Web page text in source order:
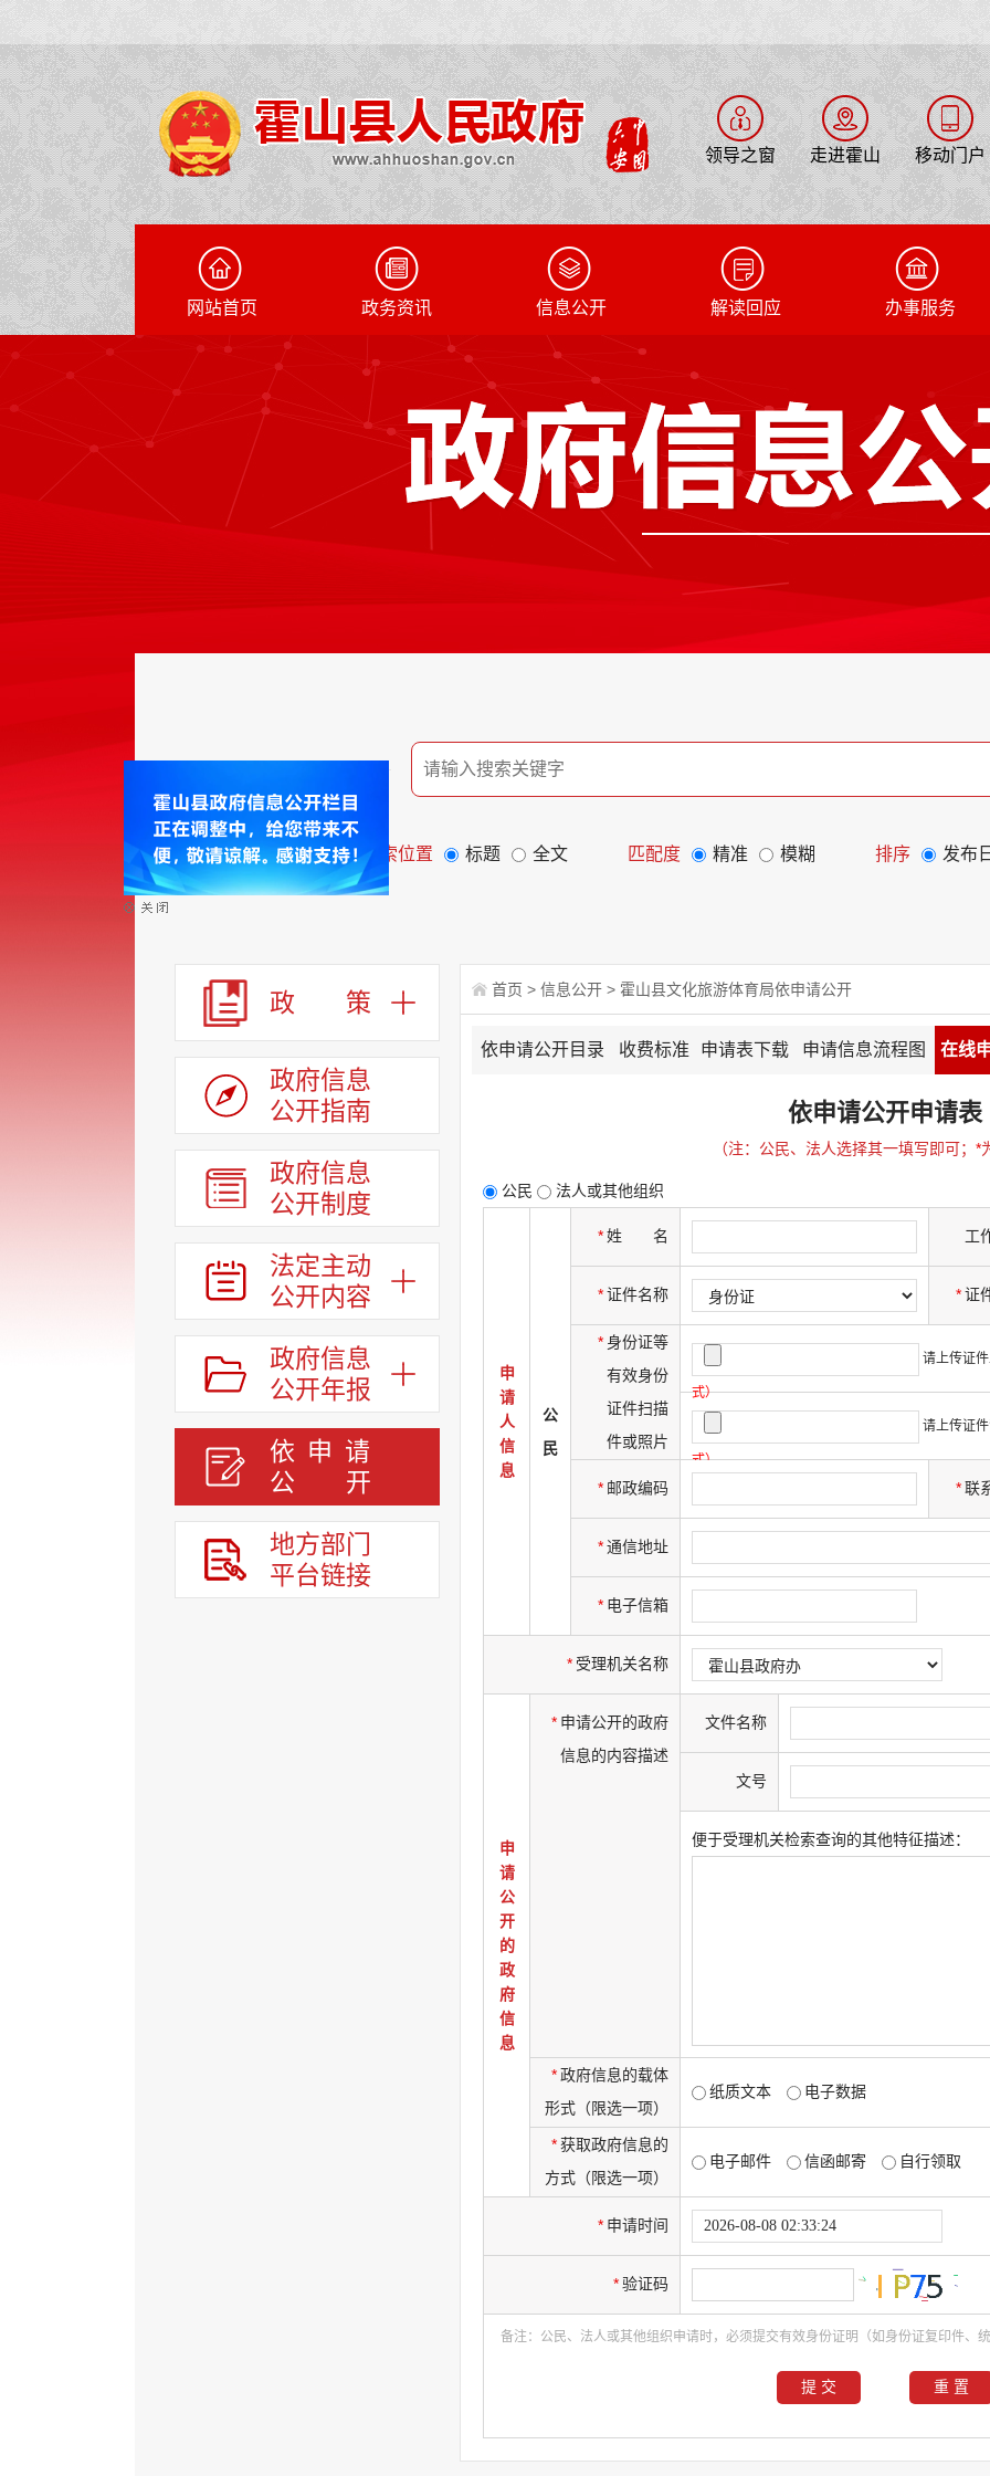
领导之窗 走进霍山 移动门户
网站首页 政务资讯 信息公开 解读回应 办事服务
搜索位置 标题 全文 匹配度 精准 模糊 排序 发布
政 策
政府信息
公开指南
政府信息
公开制度
法定主动
公开内容
政府信息
公开年报
依申请
公
开
地方部门
平台链接
首页 > 信息公开 > 霍山县文化旅游体育局依申请公开
依申请公开目录 收费标准 申请表下载 申请信息流程图 在线
依申请公开申请表
（注：公民、法人选择其一填写即可； *
公民 法人或其他组织
申
请
人
信
息
公
民
*姓 名 工
*证件名称 *证
* 身份证等
有效身份
证件扫描
件或照片
请上传证
式）
请上传证
式）
* 邮政编码 *联
*通信地址
* 电子信箱
* 受理机关名称
申
请
公
开
的
政
府
信
息
* 申请公开的政府
信息的内容描述
文件名称
文号
便于受理机关检索查询的其他特征描述：
*政府信息的载体
形式（限选一项）
纸质文本 电子数据
*获取政府信息的
方式（限选一项）
电子邮件 信函邮寄 自行领取
* 申请时间
*验证码
备注：公民、法人或其他组织申请时，必须提交有效身份证明（如身份证复印件、